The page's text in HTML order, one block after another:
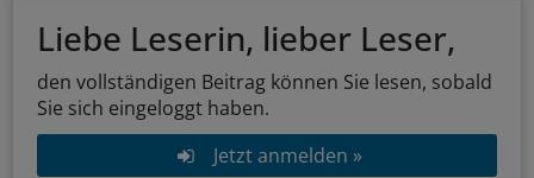
Liebe Leserin, lieber Leser,
den vollständigen Beitrag können Sie lesen, sobald
Sie sich eingeloggt haben.
Jetzt anmelden »